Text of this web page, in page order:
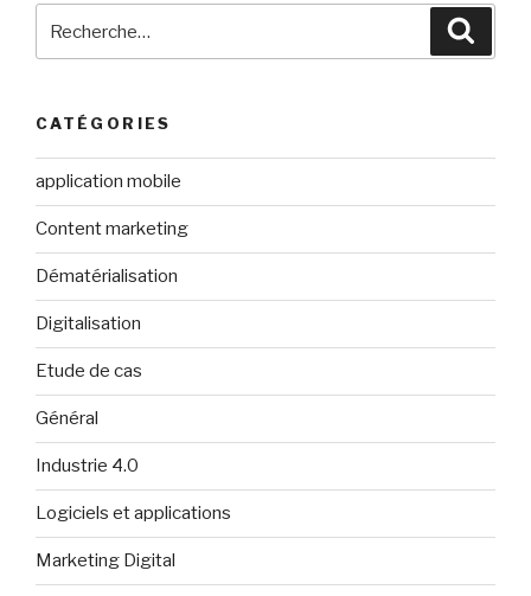
CATÉGORIES
application mobile
Content marketing
Dématérialisation
Digitalisation
Etude de cas
Général
Industrie 4.0
Logiciels et applications
Marketing Digital